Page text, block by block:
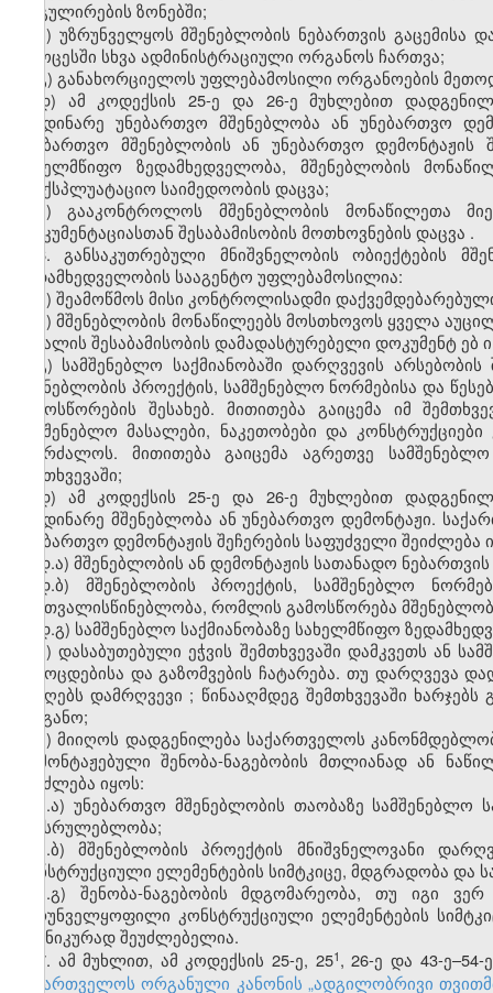
რეგულირების ზონებში;
ბ) უზრუნველყოს მშენებლობის ნებართვის გაცემისა
პროცესში სხვა ადმინისტრაციული ორგანოს ჩართვა;
გ) განახორციელოს უფლებამოსილი ორგანოების
დ) ამ კოდექსის 25-ე და 26-ე მუხლებით
მიმდინარე უნებართვო მშენებლობა ან უნებართვო
უნებართვო მშენებლობის ან უნებართვო დემონტაჟის
სახელმწიფო ზედამხედველობა, მშენებლობის
საექსპლუატაციო საიმედოობის დაცვა;
ე) გააკონტროლოს მშენებლობის
მონაწილეთა
დოკუმენტაციასთან შესაბამისობის მოთხოვნების დაცვა .
6. განსაკუთრებული მნიშვნელობის ობიექტების
ზედამხედველობის სააგენტო უფლებამოსილია:
ა) შეამოწმოს მისი კონტროლისადმი
ბ) მშენებლობის მონაწილეებს მოსთხოვოს ყველა
მასალის შესაბამისობის დამადასტურებელი დოკუმენტებ
გ) სამშენებლო საქმიანობაში დარღვევის არსებობის
მშენებლობის პროექტის, სამშენებლო ნორმებისა და
გამოსწორების შესახებ. მითითება გაიცემა იმ
სამშენებლო მასალები, ნაკეთობები და
აიკრძალოს. მითითება გაიცემა აგრეთვე
შემთხვევაში;
დ) ამ კოდექსის 25-ე და 26-ე მუხლებით
მიმდინარე მშენებლობა ან უნებართვო დემონტაჟი.
უნებართვო დემონტაჟის შეჩერების საფუძველი შეიძლება
დ.ა) მშენებლობის ან დემონტაჟის სათანადო
დ.ბ) მშენებლობის პროექტის, სამშენებლო
გაუთვალისწინებლობა, რომლის გამოსწორება
დ.გ) სამშენებლო საქმიანობაზე სახელმწიფო
ე) დასაბუთებული ეჭვის შემთხვევაში დამკვეთს ან
გამოცდებისა და გაზომვების ჩატარება. თუ დარღვევა
გაიღებს დამრღვევი ; წინააღმდეგ შემთხვევაში ხარჯებს
ორგანო;
ვ) მიიღოს დადგენილება საქართველოს
დამონტაჟებული შენობა-ნაგებობის მთლიანად ან
შეიძლება იყოს:
ვ.ა) უნებართვო მშენებლობის თაობაზე
შეუსრულებლობა;
ვ.ბ) მშენებლობის პროექტის მნიშვნელოვანი
კონსტრუქციული ელემენტების სიმტკიცე, მდგრადობა და
ვ.გ) შენობა-ნაგებობის მდგომარეობა, თუ იგი
უზრუნველყოფილი კონსტრუქციული ელემენტების
ტექნიკურად შეუძლებელია.
7. ამ მუხლით, ამ კოდექსის 25-ე, 25​1, 26-ე და 43-
საქართველოს ორგანული კანონის „ადგილობრივი